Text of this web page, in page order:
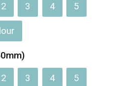
2 3 4 5
2 3 4 5